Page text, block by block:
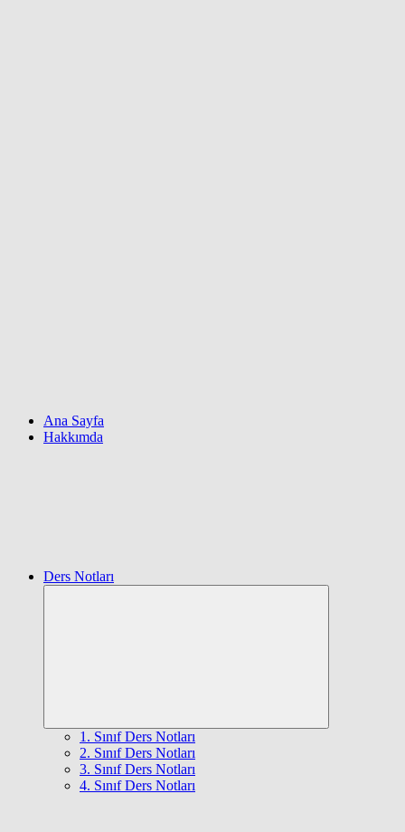
Ana Sayfa
Hakkımda
Ders Notları
1. Sınıf Ders Notları
2. Sınıf Ders Notları
3. Sınıf Ders Notları
4. Sınıf Ders Notları